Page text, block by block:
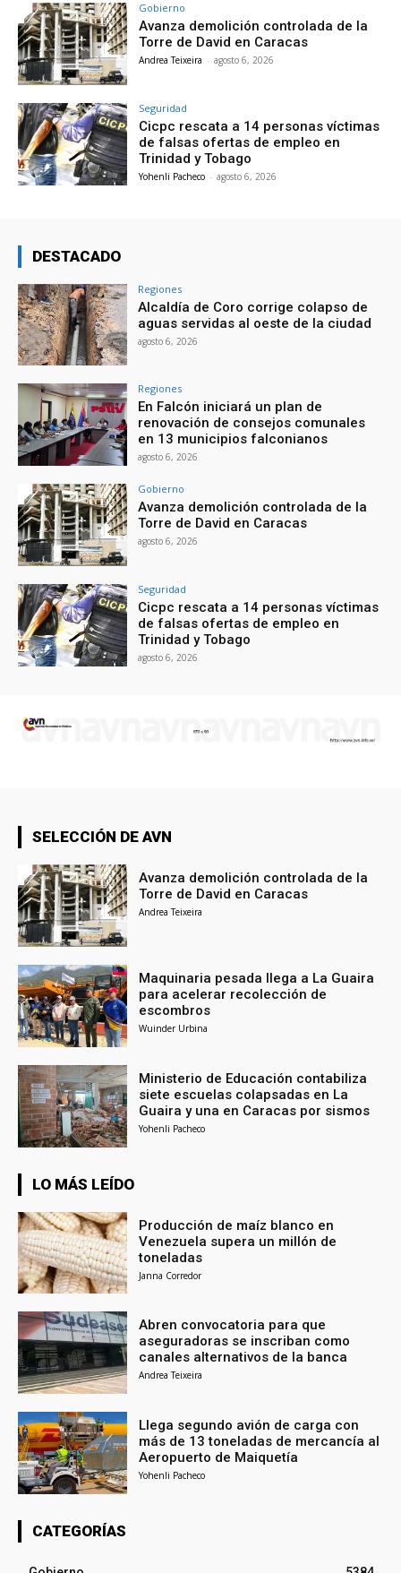
Gobierno
Avanza demolición controlada de la
Torre de David en Caracas
Andrea Teixeira - agosto 6, 2026
Seguridad
Cicpc rescata a 14 personas víctimas
de falsas ofertas de empleo en
Trinidad y Tobago
Yohenli Pacheco - agosto 6, 2026
DESTACADO
Regiones
Alcaldía de Coro corrige colapso de
aguas servidas al oeste de la ciudad
agosto 6, 2026
Regiones
En Falcón iniciará un plan de
renovación de consejos comunales
en 13 municipios falconianos
agosto 6, 2026
Gobierno
Avanza demolición controlada de la
Torre de David en Caracas
agosto 6, 2026
Seguridad
Cicpc rescata a 14 personas víctimas
de falsas ofertas de empleo en
Trinidad y Tobago
agosto 6, 2026
SELECCIÓN DE AVN
Avanza demolición controlada de la
Torre de David en Caracas
Andrea Teixeira
Maquinaria pesada llega a La Guaira
para acelerar recolección de
escombros
Wuinder Urbina
Ministerio de Educación contabiliza
siete escuelas colapsadas en La
Guaira y una en Caracas por sismos
Yohenli Pacheco
LO MÁS LEÍDO
Producción de maíz blanco en
Venezuela supera un millón de
toneladas
Janna Corredor
Abren convocatoria para que
aseguradoras se inscriban como
canales alternativos de la banca
Andrea Teixeira
Llega segundo avión de carga con
más de 13 toneladas de mercancía al
Aeropuerto de Maiquetía
Yohenli Pacheco
CATEGORÍAS